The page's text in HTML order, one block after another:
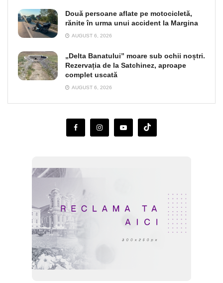
Două persoane aflate pe motocicletă,
rănite în urma unui accident la Margina
AUGUST 6, 2026
„Delta Banatului” moare sub ochii noștri.
Rezervația de la Satchinez, aproape
complet uscată
AUGUST 6, 2026